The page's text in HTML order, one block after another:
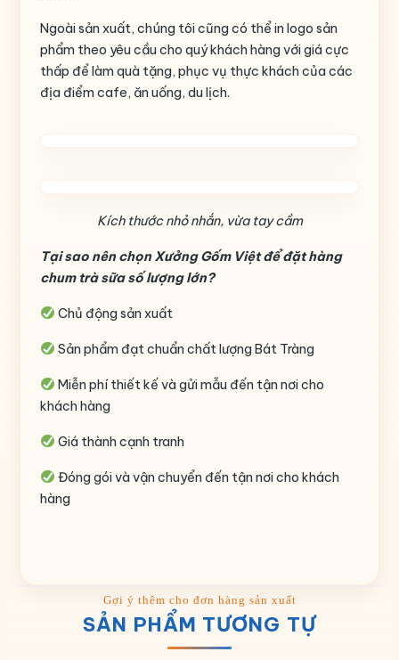
Ngoài sản xuất, chúng tôi cũng có thể in logo sản
phẩm theo yêu cầu cho quý khách hàng với giá cực
thấp để làm quà tặng, phục vụ thực khách của các
địa điểm cafe, ăn uống, du lịch.
Kích thước nhỏ nhắn, vừa tay cầm
Tại sao nên chọn Xưởng Gốm Việt để đặt hàng
chum trà sữa số lượng lớn?
Chủ động sản xuất
Sản phẩm đạt chuẩn chất lượng Bát Tràng
Miễn phí thiết kế và gửi mẫu đến tận nơi cho
khách hàng
Giá thành cạnh tranh
Đóng gói và vận chuyển đến tận nơi cho khách
hàng
SẢN PHẨM TƯƠNG TỰ